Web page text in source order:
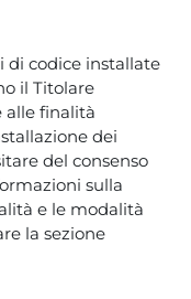
di codice installate
il Titolare
alle finalità
dei
del consenso
sulla
e le modalità
la sezione